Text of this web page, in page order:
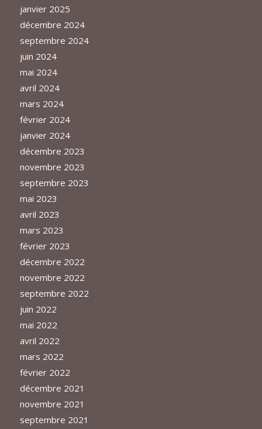
janvier 2025
décembre 2024
septembre 2024
juin 2024
mai 2024
avril 2024
mars 2024
février 2024
janvier 2024
décembre 2023
novembre 2023
septembre 2023
mai 2023
avril 2023
mars 2023
février 2023
décembre 2022
novembre 2022
septembre 2022
juin 2022
mai 2022
avril 2022
mars 2022
février 2022
décembre 2021
novembre 2021
septembre 2021